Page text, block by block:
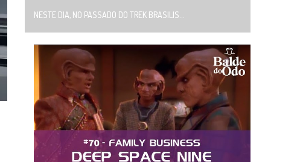
NESTE DIA, NO PASSADO DO TREK BRASILIS...